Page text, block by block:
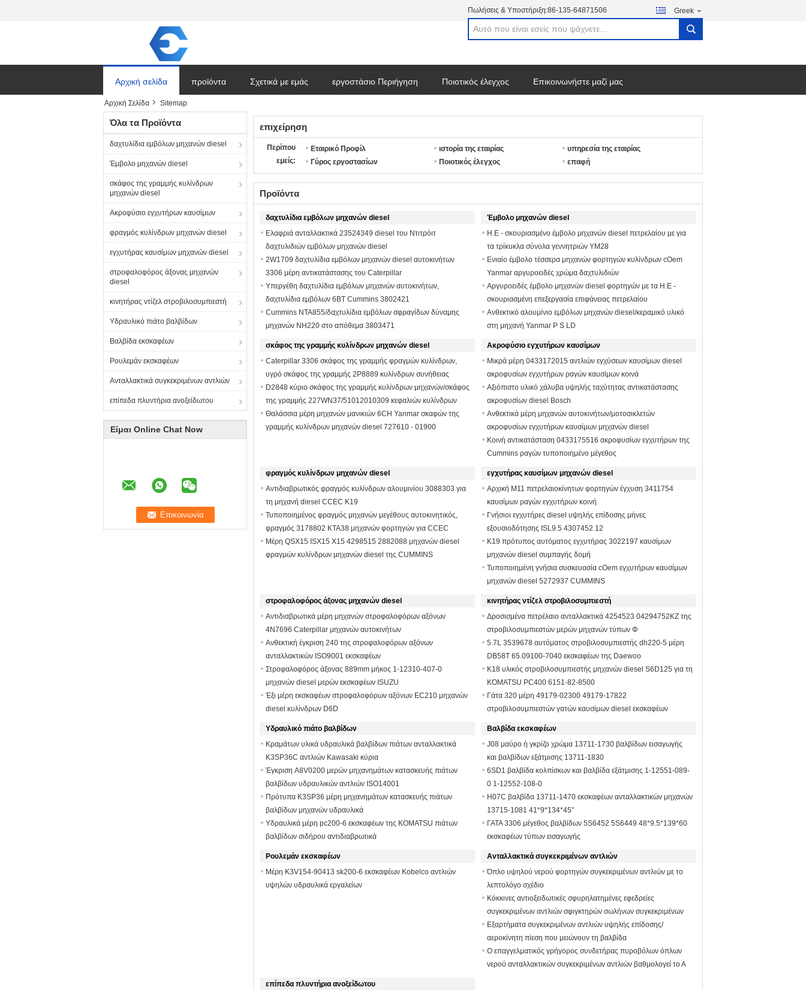
Πωλήσεις & Υποστήριξη:86-135-64871506 Greek
search
Αρχική σελίδα προϊόντα Σχετικά με εμάς εργοστάσιο Περιήγηση Ποιοτικός έλεγχος Επικοινωνήστε μαζί μας
Ζητήστε ένα απόσπασμα
Αρχική Σελίδα Sitemap
Όλα τα Προϊόντα
δαχτυλίδια εμβόλων μηχανών diesel
Έμβολο μηχανών diesel
σκάφος της γραμμής κυλίνδρων
μηχανών diesel
Ακροφύσιο εγχυτήρων καυσίμων
φραγμός κυλίνδρων μηχανών diesel
εγχυτήρας καυσίμων μηχανών diesel
στροφαλοφόρος άξονας μηχανών
diesel
κινητήρας ντίζελ στροβιλοσυμπιεστή
Υδραυλικό πιάτο βαλβίδων
Βαλβίδα εκσκαφέων
Ρουλεμάν εκσκαφέων
Ανταλλακτικά συγκεκριμένων αντλιών
επίπεδα πλυντήρια ανοξείδωτου
Είμαι Online Chat Now
επιχείρηση
Περίπου
εμείς:
Εταιρικό Προφίλ ιστορία της εταιρίας
υπηρεσία της εταιρίας
Γύρος εργοστασίων
Ποιοτικός έλεγχος επαφή
Προϊόντα
δαχτυλίδια εμβόλων μηχανών diesel
Ελαφριά ανταλλακτικά 23524349 diesel του Ντιτρόιτ
δαχτυλιδιών εμβόλων μηχανών diesel
2W1709 δαχτυλίδια εμβόλων μηχανών diesel αυτοκινήτων
3306 μέρη αντικατάστασης του Caterpillar
Υπεργέθη δαχτυλίδια εμβόλων μηχανών αυτοκινήτων,
δαχτυλίδια εμβόλων 6BT Cummins 3802421
Cummins NTA855/δαχτυλίδια εμβόλων σφραγίδων δύναμης
μηχανών NH220 στο απόθεμα 3803471
Έμβολο μηχανών diesel
Η.Ε - σκουριασμένο έμβολο μηχανών diesel πετρελαίου με για
τα τρίκυκλα σύνολα γεννητριών YM28
Ενιαίο έμβολο τέσσερα μηχανών φορτηγών κυλίνδρων cOem
Yanmar αργυροειδές χρώμα δαχτυλιδιών
Αργυροειδές έμβολο μηχανών diesel φορτηγών με τα Η.Ε -
σκουριασμένη επεξεργασία επιφάνειας πετρελαίου
Ανθεκτικό αλουμίνιο εμβόλων μηχανών diesel/κεραμικό υλικό
στη μηχανή Yanmar Ρ S LD
σκάφος της γραμμής κυλίνδρων μηχανών diesel
Caterpillar 3306 σκάφος της γραμμής φραγμών κυλίνδρων,
υγρό σκάφος της γραμμής 2P8889 κυλίνδρων συνήθειας
D2848 κύριο σκάφος της γραμμής κυλίνδρων μηχανών/σκάφος
της γραμμής 227WN37/51012010309 κεφαλιών κυλίνδρων
Θαλάσσια μέρη μηχανών μανικιών 6CH Yanmar σκαφών της
γραμμής κυλίνδρων μηχανών diesel 727610 - 01900
Ακροφύσιο εγχυτήρων καυσίμων
Μικρά μέρη 0433172015 αντλιών εγχύσεων καυσίμων diesel
ακροφυσίων εγχυτήρων ραγών καυσίμων κοινά
Αξιόπιστο υλικό χάλυβα υψηλής ταχύτητας αντικατάστασης
ακροφυσίων diesel Bosch
Ανθεκτικά μέρη μηχανών αυτοκινήτων/μοτοσικλετών
ακροφυσίων εγχυτήρων καυσίμων μηχανών diesel
Κοινή αντικατάσταση 0433175516 ακροφυσίων εγχυτήρων της
Cummins ραγών τυποποιημένο μέγεθος
φραγμός κυλίνδρων μηχανών diesel
Αντιδιαβρωτικός φραγμός κυλίνδρων αλουμινίου 3088303 για
τη μηχανή diesel CCEC K19
Τυποποιημένος φραγμός μηχανών μεγέθους αυτοκινητικός,
φραγμός 3178802 KTA38 μηχανών φορτηγών για CCEC
Μέρη QSX15 ISX15 X15 4298515 2882088 μηχανών diesel
φραγμών κυλίνδρων μηχανών diesel της CUMMINS
εγχυτήρας καυσίμων μηχανών diesel
Αρχική M11 πετρελαιοκίνητων φορτηγών έγχυση 3411754
καυσίμων ραγών εγχυτήρων κοινή
Γνήσιοι εγχυτήρες diesel υψηλής επίδοσης μήνες
εξουσιοδότησης ISL9.5 4307452 12
K19 πρότυπος αυτόματος εγχυτήρας 3022197 καυσίμων
μηχανών diesel συμπαγής δομή
Τυποποιημένη γνήσια συσκευασία cOem εγχυτήρων καυσίμων
μηχανών diesel 5272937 CUMMINS
στροφαλοφόρος άξονας μηχανών diesel
Αντιδιαβρωτικά μέρη μηχανών στροφαλοφόρων αξόνων
4N7696 Caterpillar μηχανών αυτοκινήτων
Ανθεκτική έγκριση 240 της στροφαλοφόρων αξόνων
ανταλλακτικών ISO9001 εκσκαφέων
Στροφαλοφόρος άξονας 889mm μήκος 1-12310-407-0
μηχανών diesel μερών εκσκαφέων ISUZU
Έξι μέρη εκσκαφέων στροφαλοφόρων αξόνων EC210 μηχανών
diesel κυλίνδρων D6D
κινητήρας ντίζελ στροβιλοσυμπιεστή
Δροσισμένα πετρέλαιο ανταλλακτικά 4254523 04294752KZ της
στροβιλοσυμπιεστών μερών μηχανών τύπων Φ
5.7L 3539678 αυτόματος στροβιλοσυμπιεστής dh220-5 μέρη
DB58T 65.09100-7040 εκσκαφέων της Daewoo
K18 υλικός στροβιλοσυμπιεστής μηχανών diesel S6D125 για τη
KOMATSU PC400 6151-82-8500
Γάτα 320 μέρη 49179-02300 49179-17822
στροβιλοσυμπιεστών γατών καυσίμων diesel εκσκαφέων
Υδραυλικό πιάτο βαλβίδων
Κραμάτων υλικά υδραυλικά βαλβίδων πιάτων ανταλλακτικά
K3SP36C αντλιών Kawasaki κύρια
Έγκριση A8V0200 μερών μηχανημάτων κατασκευής πιάτων
βαλβίδων υδραυλικών αντλιών ISO14001
Πρότυπα K3SP36 μέρη μηχανημάτων κατασκευής πιάτων
βαλβίδων μηχανών υδραυλικά
Υδραυλικά μέρη pc200-6 εκσκαφέων της KOMATSU πιάτων
βαλβίδων σιδήρου αντιδιαβρωτικά
Βαλβίδα εκσκαφέων
J08 μαύρο ή γκρίζο χρώμα 13711-1730 βαλβίδων εισαγωγής
και βαλβίδων εξάτμισης 13711-1830
6SD1 βαλβίδα κολπίσκων και βαλβίδα εξάτμισης 1-12551-089-
0 1-12552-108-0
H07C βαλβίδα 13711-1470 εκσκαφέων ανταλλακτικών μηχανών
13715-1081 41*9*134*45°
ΓΑΤΑ 3306 μέγεθος βαλβίδων 5S6452 5S6449 48*9.5*139*60
εκσκαφέων τύπων εισαγωγής
Ρουλεμάν εκσκαφέων
Μέρη K3V154-90413 sk200-6 εκσκαφέων Kobelco αντλιών
υψηλών υδραυλικά εργαλείων
Ανταλλακτικά συγκεκριμένων αντλιών
Όπλο υψηλού νερού φορτηγών συγκεκριμένων αντλιών με το
λεπτολόγο σχέδιο
Κόκκινες αντιοξειδωτικές σφυρηλατημένες εφεδρείες
συγκεκριμένων αντλιών σφιγκτηρών σωλήνων συγκεκριμένων
αντλιών
Εξαρτήματα συγκεκριμένων αντλιών υψηλής επίδοσης/
αεροκίνητη πίεση που μειώνουν τη βαλβίδα
Ο επαγγελματικός γρήγορος συνδετήρας πυροβόλων όπλων
νερού ανταλλακτικών συγκεκριμένων αντλιών βαθμολογεί το Α
επίπεδα πλυντήρια ανοξείδωτου